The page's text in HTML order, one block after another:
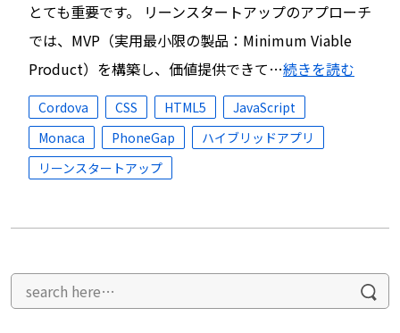
とても重要です。 リーンスタートアップのアプローチ
では、MVP（実用最小限の製品：Minimum Viable
Product）を構築し、価値提供できて…続きを読む
Cordova CSS HTML5
JavaScript
Monaca
PhoneGap
ハイブリッドアプリ
リーンスタートアップ